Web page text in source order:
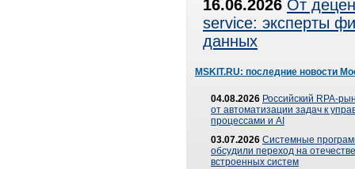
16.06.2026 От
service: эксперты
данных
MSKIT.RU: последние новости
04.08.2026 Российский RPA-
от автоматизации задач к
процессами и AI
03.07.2026 Системные
обсудили переход на
встроенных систем